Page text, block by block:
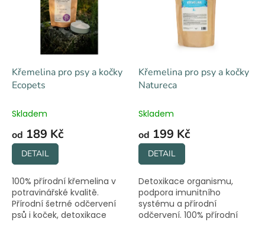
Křemelina pro psy a kočky
Ecopets
Skladem
od 189 Kč
DETAIL
100% přírodní křemelina v
potravinářské kvalitě.
Přírodní šetrné odčervení
psů i koček, detoxikace
Křemelina pro psy a kočky
Natureca
Skladem
od 199 Kč
DETAIL
Detoxikace organismu,
podpora imunitního
systému a přírodní
odčervení. 100% přírodní